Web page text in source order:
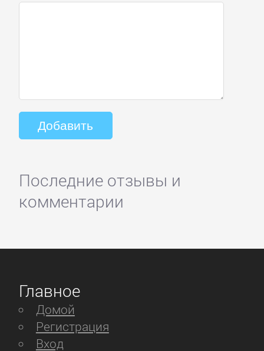
Последние отзывы и
комментарии
Главное
Домой
Регистрация
Вход